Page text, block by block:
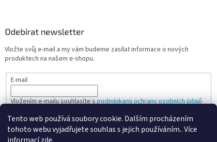
Tento web používá soubory cookie. Dalším procházením
tohoto webu vyjadřujete souhlas s jejich používáním.. Více
Odebírat newsletter
Vložte svůj e-mail a my vám budeme zasílat informace o nových
produktech na našem e-shopu.
E-mail
Vložením e-mailu souhlasíte spodmínkami ochrany osobních údajů
PŘIHLÁSIT SE